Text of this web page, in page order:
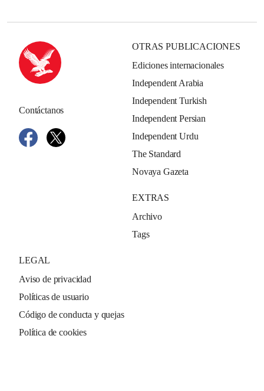
Contáctanos
OTRAS PUBLICACIONES
Ediciones internacionales
Independent Arabia
Independent Turkish
Independent Persian
Independent Urdu
The Standard
Novaya Gazeta
EXTRAS
Archivo
Tags
LEGAL
Aviso de privacidad
Políticas de usuario
Código de conducta y quejas
Política de cookies